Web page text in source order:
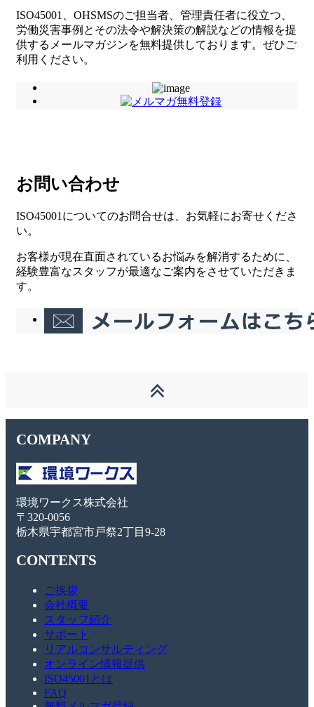
ISO45001、OHSMSのご担当者、管理責任者に役立つ、
労働災害事例とその法令や解決策の解説などの情報を提
供するメールマガジンを無料提供しております。ぜひご
利用ください。
お問い合わせ
ISO45001についてのお問合せは、お気軽にお寄せくださ
い。
お客様が現在直面されているお悩みを解消するために、
経験豊富なスタッフが最適なご案内をさせていただきま
す。
COMPANY
環境ワークス株式会社
〒320-0056
栃木県宇都宮市戸祭2丁目9-28
CONTENTS
ご挨拶
会社概要
スタッフ紹介
サポート
リアルコンサルティング
オンライン情報提供
ISO45001とは
FAQ